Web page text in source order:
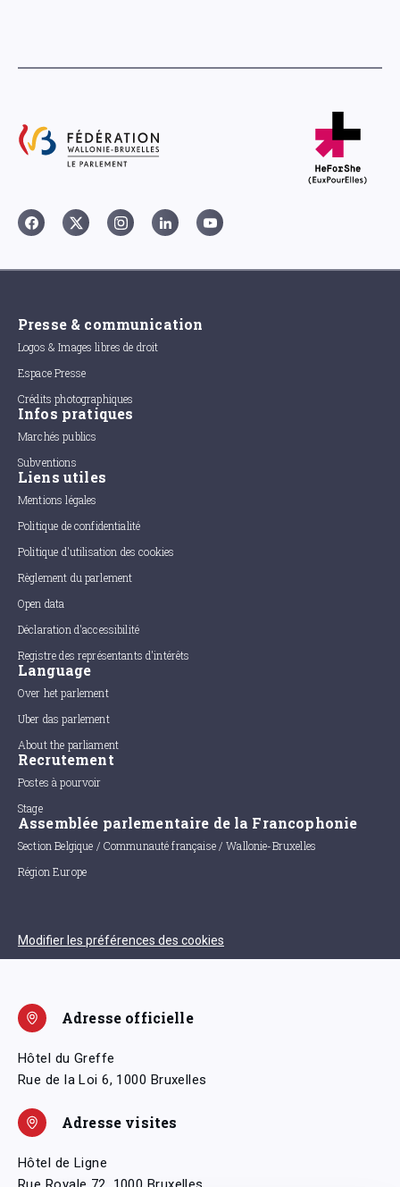
Presse & communication
Logos & Images libres de droit
Espace Presse
Crédits photographiques
Infos pratiques
Marchés publics
Subventions
Liens utiles
Mentions légales
Politique de confidentialité
Politique d'utilisation des cookies
Règlement du parlement
Open data
Déclaration d'accessibilité
Registre des représentants d'intérêts
Language
Over het parlement
Uber das parlement
About the parliament
Recrutement
Postes à pourvoir
Stage
Assemblée parlementaire de la Francophonie
Section Belgique / Communauté française / Wallonie-Bruxelles
Région Europe
Modifier les préférences des cookies
Adresse officielle
Hôtel du Greffe
Rue de la Loi 6, 1000 Bruxelles
Adresse visites
Hôtel de Ligne